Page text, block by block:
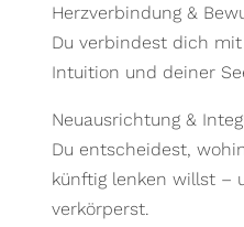
Herzverbindung &
Du verbindest dich
Intuition und deiner
Neuausrichtung &
Du entscheidest,
künftig lenken willst –
verkörperst.